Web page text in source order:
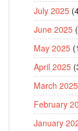
July 2025
June 2025
May 2025
April 2025
March 2025
February
January